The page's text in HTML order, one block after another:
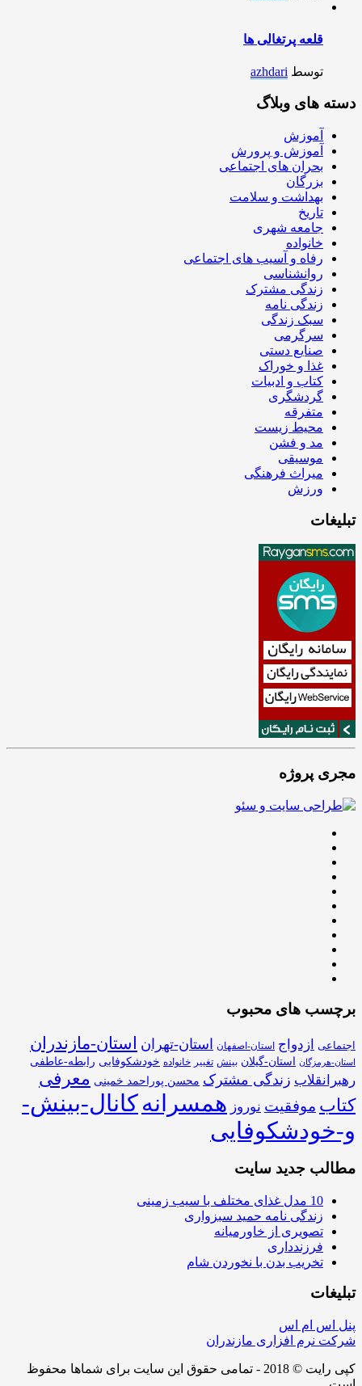
قلعه پرتغالی ها
توسط azhdari
دسته های وبلاگ
آموزش
آموزش و پرورش
بحران های اجتماعی
بزرگان
بهداشت و سلامت
تاریخ
جامعه شهری
خانواده
رفاه و آسیب های اجتماعی
روانشناسی
زندگی مشترک
زندگی نامه
سبک زندگی
سرگرمی
صنایع دستی
غذا و خوراک
کتاب و ادبیات
گردشگری
متفرقه
محیط زیست
مد و فشن
موسیقی
میراث فرهنگی
ورزش
تبلیغات
مجری پروژه
برچسب های محبوب
اجتماعی ازدواج استان-اصفهان استان-تهران استان-مازندران
استان-هرمزگان استان-گیلان بینش تغییر خانواده خودشکوفایی رابطه-عاطفی
رهبرانقلاب زندگی مشترک محسن پوراحمد خمینی معرفی
کتاب موفقیت نوروز همسرانهکانال-بینش-
و-خودشکوفایی
مطالب جدید سایت
10 مدل غذای مختلف با سیب زمینی
زندگی نامه حمید سبزواری
تصویری از خاورمیانه
فرزندداری
تخریب بدن با نخوردن شام
تبلیغات
پنل اس ام اس
شرکت نرم افزاری مازندران
کپی رایت © 2018 - تمامی حقوق این سایت برای شماها محفوظ